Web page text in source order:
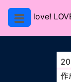
love!
作